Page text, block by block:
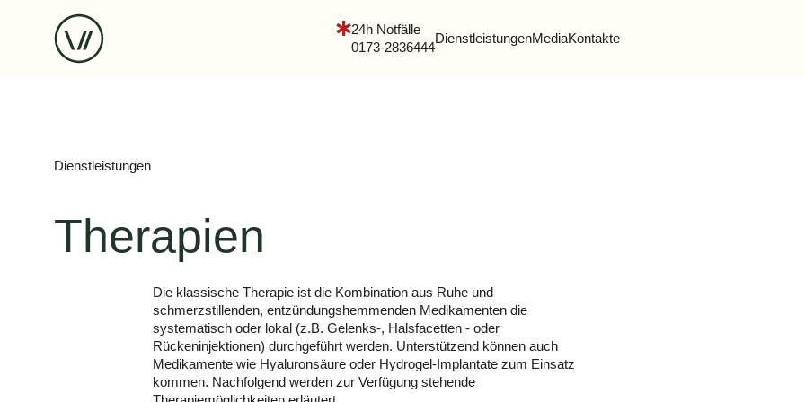
24h Notfälle
0173-2836444
DienstleistungenMediaKontakte
Dienstleistungen
Therapien
Die klassische Therapie ist die Kombination aus Ruhe und
schmerzstillenden, entzündungshemmenden Medikamenten die
systematisch oder lokal (z.B. Gelenks-, Halsfacetten - oder
Rückeninjektionen) durchgeführt werden. Unterstützend können auch
Medikamente wie Hyaluronsäure oder Hydrogel-Implantate zum Einsatz
kommen. Nachfolgend werden zur Verfügung stehende